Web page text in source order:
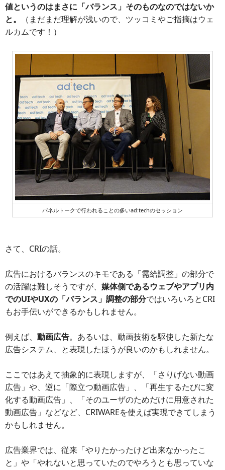
値というのはまさに「バランス」そのものなのではないか
と。
（まだまだ理解が浅いので、ツッコミやご指摘はウェ
ルカムです！）
パネルトークで行われることの多いad:techのセッション
さて、CRIの話。
広告におけるバランスのキモである「需給調整」の部分で
の活躍は難しそうですが、 媒体側であるウェブやアプリ内
でのUIやUXの「バランス」調整の部分ではいろいろとCRI
もお手伝いができるかもしれません。
例えば、 動画広告。あるいは、動画技術を駆使した新たな
広告システム、と表現したほうが良いのかもしれません。
ここではあえて抽象的に表現しますが、「さりげない動画
広告」や、逆に「際立つ動画広告」、「再生するたびに変
化する動画広告」、「そのユーザのためだけに用意された
動画広告」などなど、CRIWAREを使えば実現できてしまう
かもしれません。
広告業界では、従来「やりたかったけど出来なかったこ
と」や「やれないと思っていたのでやろうとも思っていな